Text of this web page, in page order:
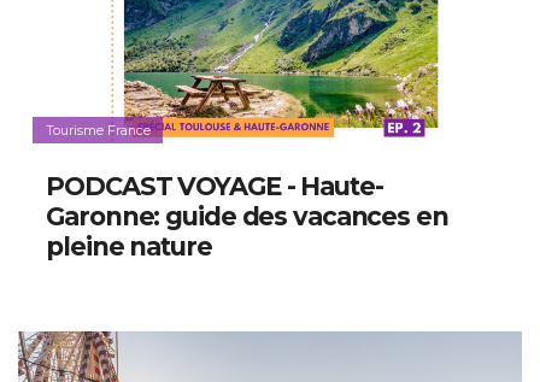
Tourisme France
PODCAST VOYAGE - Haute-
Garonne: guide des vacances en
pleine nature